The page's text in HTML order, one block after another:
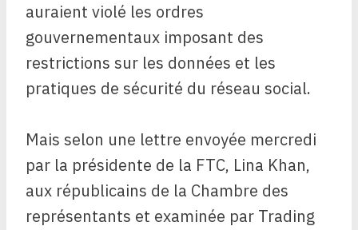
auraient violé les ordres
gouvernementaux imposant des
restrictions sur les données et les
pratiques de sécurité du réseau social.
Mais selon une lettre envoyée mercredi
par la présidente de la FTC, Lina Khan,
aux républicains de la Chambre des
représentants et examinée par Trading